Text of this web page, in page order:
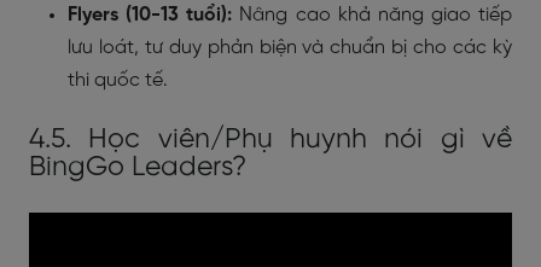
Flyers (10-13 tuổi): Nâng cao khả năng giao tiếp
lưu loát, tư duy phản biện và chuẩn bị cho các kỳ
thi quốc tế.
4.5. Học viên/Phụ huynh nói gì về
BingGo Leaders?